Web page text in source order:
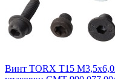
Винт TORX T15